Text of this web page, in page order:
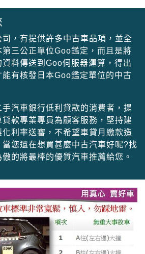
，有提供許多中古車品項，並全
三公正單位Goo鑑定，而且是將
料傳送到Goo伺服器運算，得出
有核發日本Goo鑑定單位的中古
汽車銀行低利貸款的消費者，提
款專業專員為顧客服務，堅持建
利率送審，不希望車貸月繳款造
您還在想買甚麼中古汽車好呢?找
的將最棒的優質汽車推薦給您。